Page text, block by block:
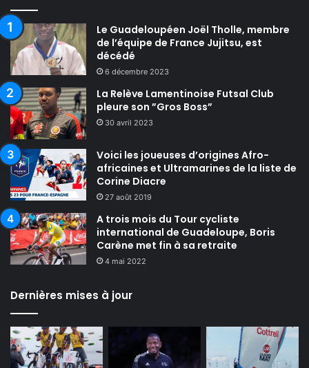
Le Guadeloupéen Joël Tholle, membre
de l’équipe de France Jujitsu, est
décédé
6 décembre 2023
La Relève Lamentinoise Futsal Club
pleure son ”Gros Boss”
30 avril 2023
Voici les joueuses d’origines Afro-
africaines et Ultramarines de la liste de
Corine Diacre
27 août 2019
A trois mois du Tour cycliste
international de Guadeloupe, Boris
Carène met fin à sa retraite
4 mai 2022
Dernières mises à jour